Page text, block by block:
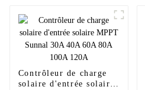
Contrôleur de charge
solaire d'entrée solaire